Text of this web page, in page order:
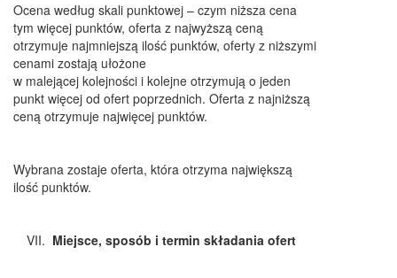
Ocena według skali punktowej – czym niższa cena
tym więcej punktów, oferta z najwyższą ceną
otrzymuje najmniejszą ilość punktów, oferty z niższymi
cenami zostają ułożone
w malejącej kolejności i kolejne otrzymują o jeden
punkt więcej od ofert poprzednich. Oferta z najniższą
ceną otrzymuje najwięcej punktów.
Wybrana zostaje oferta, która otrzyma największą
ilość punktów.
Miejsce, sposób i termin składania ofert